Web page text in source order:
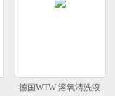
德国WTW 溶氧清洗液